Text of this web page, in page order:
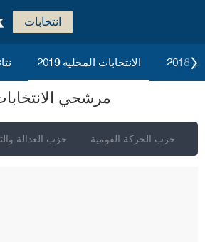
انتخابات
الانتخابات المحلية 2019
مرشحي
حزب العدالة حزب الحركة القومية